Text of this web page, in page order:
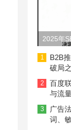
2025年
长度与
1
B2B
破局
2
百度
与流
3
广告
词、